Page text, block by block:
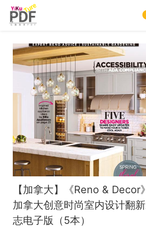
【加拿大】《Reno &
加拿大创意时尚室内设计翻
志电子版（5本）